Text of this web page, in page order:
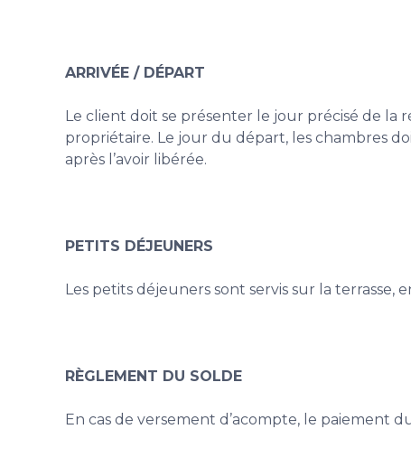
ARRIVÉE / DÉPART
Le client doit se présenter le jour précisé de la
propriétaire. Le jour du départ, les chambres
après l’avoir libérée.
PETITS DÉJEUNERS
Les petits déjeuners sont servis sur la
RÈGLEMENT DU SOLDE
En cas de versement d’acompte, le paiement